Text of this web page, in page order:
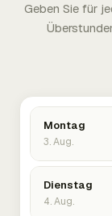
Geben Sie für
Montag
3. Aug.
Dienstag
4. Aug.